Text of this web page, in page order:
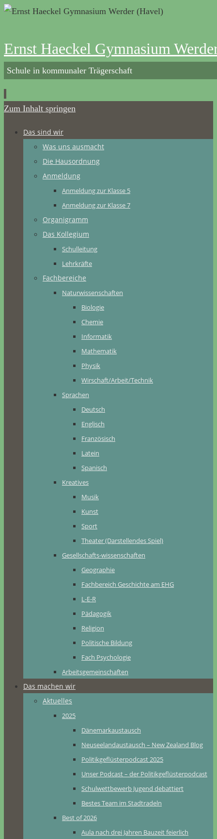
Ernst Haeckel Gymnasium
Schule in kommunaler Trägerschaft
Zum Inhalt springen
Das sind wir
Was uns ausmacht
Die Hausordnung
Anmeldung
Anmeldung zur Klasse 5
Anmeldung zur Klasse 7
Organigramm
Das Kollegium
Schulleitung
Lehrkräfte
Fachbereiche
Naturwissenschaften
Biologie
Chemie
Informatik
Mathematik
Physik
Wirschaft/Arbeit/Technik
Sprachen
Deutsch
Englisch
Französisch
Latein
Spanisch
Kreatives
Musik
Kunst
Sport
Theater (Darstellendes Spiel)
Gesellschafts-wissenschaften
Geographie
Fachbereich Geschichte am EHG
L-E-R
Pädagogik
Religion
Politische Bildung
Fach Psychologie
Arbeitsgemeinschaften
Das machen wir
Aktuelles
2025
Dänemarkaustausch
Neuseelandaustausch – New Zealand Blog
Politikgeflüsterpodcast 2025
Unser Podcast – der Politikgeflüsterpodcast
Schulwettbewerb Jugend debattiert
Bestes Team im Stadtradeln
Best of 2026
Aula nach drei Jahren Bauzeit feierlich